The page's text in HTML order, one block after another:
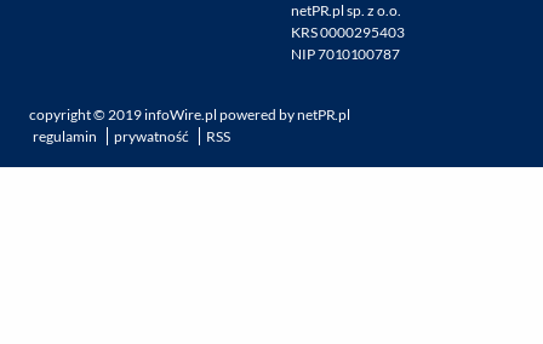
netPR.pl sp. z o.o.
KRS 0000295403
NIP 7010100787
copyright ©2019infoWire.pl powered bynetPR.pl
regulamin
prywatność RSS